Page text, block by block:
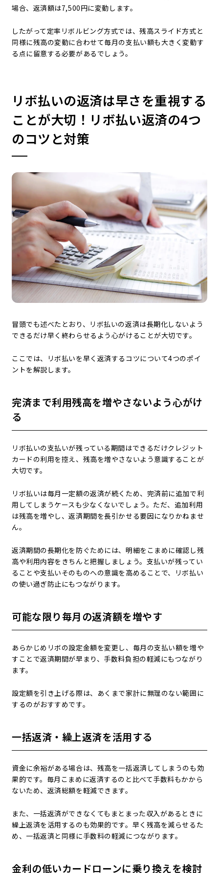
場合、返済額は7,500円に変動します。
したがって定率リボルビング方式では、残高スライド方式と
同様に残高の変動に合わせて毎月の支払い額も大きく変動す
る点に留意する必要があるでしょう。
リボ払いの返済は早さを重視する
ことが大切！リボ払い返済の4つ
のコツと対策
冒頭でも述べたとおり、リボ払いの返済は長期化しないよう
できるだけ早く終わらせるよう心がけることが大切です。
ここでは、リボ払いを早く返済するコツについて4つのポイ
ントを解説します。
完済まで利用残高を増やさないよう心がけ
る
リボ払いの支払いが残っている期間はできるだけクレジット
カードの利用を控え、残高を増やさないよう意識することが
大切です。
リボ払いは毎月一定額の返済が続くため、完済前に追加で利
用してしまうケースも少なくないでしょう。ただ、追加利用
は残高を増やし、返済期間を長引かせる要因になりかねませ
ん。
返済期間の長期化を防ぐためには、明細をこまめに確認し残
高や利用内容をきちんと把握しましょう。支払いが残ってい
ることや支払いそのものへの意識を高めることで、リボ払い
の使い過ぎ防止にもつながります。
可能な限り毎月の返済額を増やす
あらかじめリボの設定金額を変更し、毎月の支払い額を増や
すことで返済期間が早まり、手数料負担の軽減にもつながり
ます。
設定額を引き上げる際は、あくまで家計に無理のない範囲に
するのがおすすめです。
一括返済・繰上返済を活用する
資金に余裕がある場合は、残高を一括返済してしまうのも効
果的です。毎月こまめに返済するのと比べて手数料もかから
ないため、返済総額を軽減できます。
また、一括返済ができなくてもまとまった収入があるときに
繰上返済を活用するのも効果的です。早く残高を減らせるた
め、一括返済と同様に手数料の軽減につながります。
金利の低いカードローンに乗り換えを検討